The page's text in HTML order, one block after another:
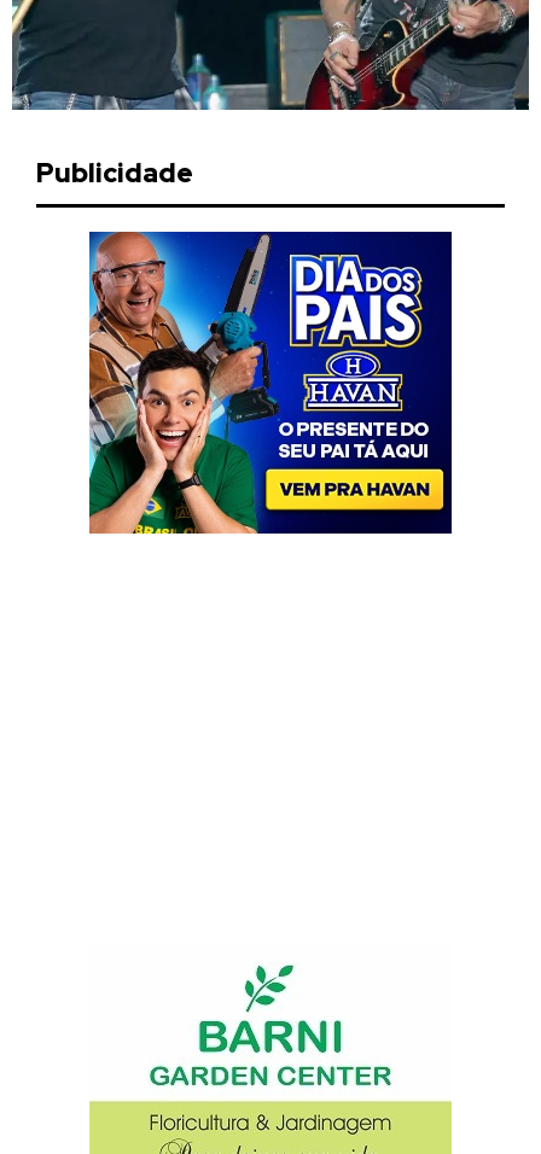
Publicidade